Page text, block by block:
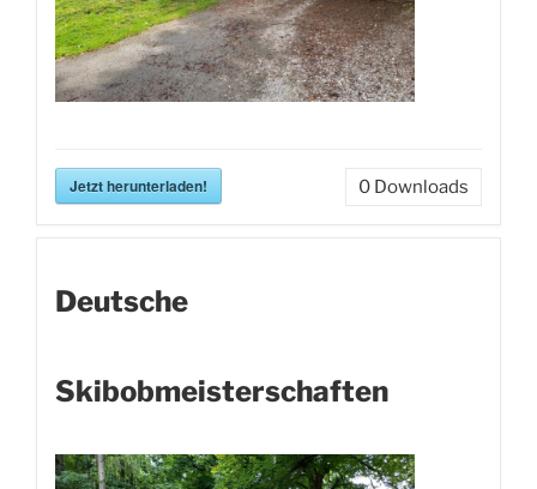
Jetzt herunterladen! 0 Downloads
Deutsche
Skibobmeisterschaften